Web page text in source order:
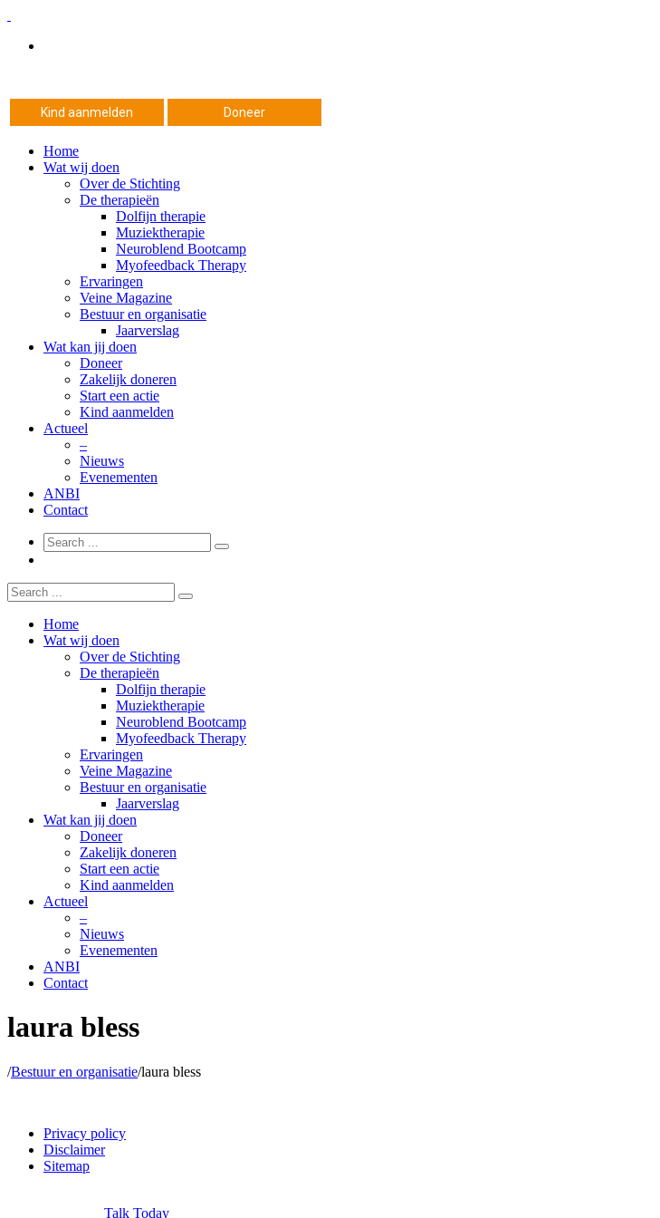
Kind aanmelden Doneer
Home
Wat wij doen
Over de Stichting
De therapieën
Dolfijn therapie
Muziektherapie
Neuroblend Bootcamp
Myofeedback Therapy
Ervaringen
Veine Magazine
Bestuur en organisatie
Jaarverslag
Wat kan jij doen
Doneer
Zakelijk doneren
Start een actie
Kind aanmelden
Actueel
–
Nieuws
Evenementen
ANBI
Contact
Home
Wat wij doen
Over de Stichting
De therapieën
Dolfijn therapie
Muziektherapie
Neuroblend Bootcamp
Myofeedback Therapy
Ervaringen
Veine Magazine
Bestuur en organisatie
Jaarverslag
Wat kan jij doen
Doneer
Zakelijk doneren
Start een actie
Kind aanmelden
Actueel
–
Nieuws
Evenementen
ANBI
Contact
laura bless
/Bestuur en organisatie/laura bless
Privacy policy
Disclaimer
Sitemap
Talk Today.